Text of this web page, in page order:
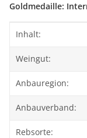
Goldmedaille:
Wert
Inhalt:
Weingut:
Anbauregion:
Anbauverband:
Rebsorte: